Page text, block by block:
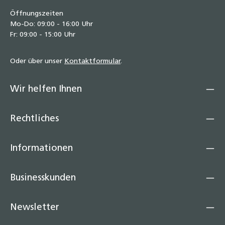
Öffnungszeiten
Mo-Do: 09:00 - 16:00 Uhr
Fr: 09:00 - 15:00 Uhr
Oder über unser Kontaktformular.
Wir helfen Ihnen
Rechtliches
Informationen
Businesskunden
Newsletter